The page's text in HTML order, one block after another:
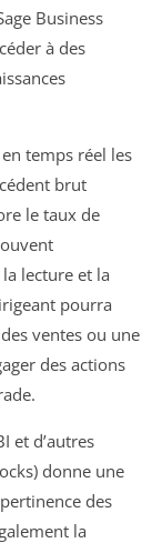
Business
à des
temps réel les
brut
le taux de
lecture et la
pourra
ventes ou une
des actions
et d’autres
donne une
des
la